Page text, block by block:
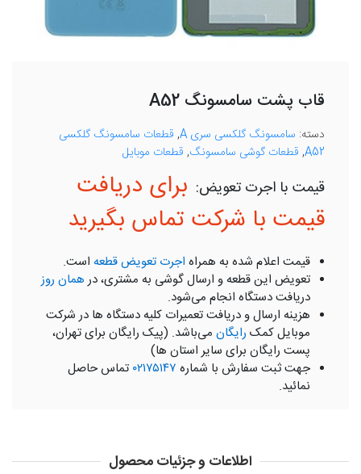
قاب پشت سامسونگ A52
دسته: سامسونگ گلکسی سری A , قطعات سامسونگ گلکسی
A52
, قطعات گوشی سامسونگ, قطعات موبایل
برای دریافت
قیمت با شرکت تماس بگیرید
قیمت اعلام شده به همراه اجرت تعویض قطعه است.
تعویض این قطعه و ارسال گوشی به مشتری، درهمان روز
دریافت دستگاه انجام می‌شود.
هزینه ارسال و دریافت تعمیرات کلیه دستگاه ها در شرکت
موبایل کمک رایگان می‌باشد. (پیک رایگان برای تهران،
پست رایگان برای سایر استان ها)
جهت ثبت سفارش با شماره ۰۲۱۷۵۱۴۷ تماس حاصل
نمائید.
اطلاعات و جزئیات محصول